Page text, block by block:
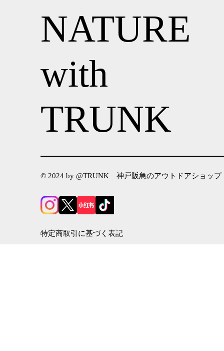
NATURE
with
TRUNK
© 2024 by @TRUNK 神戸阪急のアウトドアショップ
特定商取引に基づく表記